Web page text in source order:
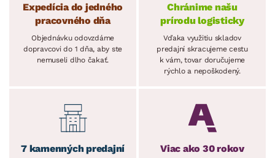
Expedícia do jedného
pracovného dňa
Objednávku odovzdáme
dopravcovi do 1 dňa, aby ste
nemuseli dlho čakať.
Chránime našu
prírodu logisticky
Vďaka využitiu skladov
predajní skracujeme cestu
k vám, tovar doručujeme
rýchlo a nepoškodený.
7 kamenných predajní
Viac ako 30 rokov